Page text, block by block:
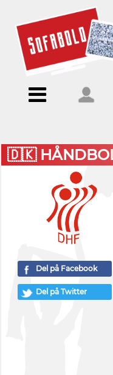
🇩🇰
Del på Facebook
Del på Twitter